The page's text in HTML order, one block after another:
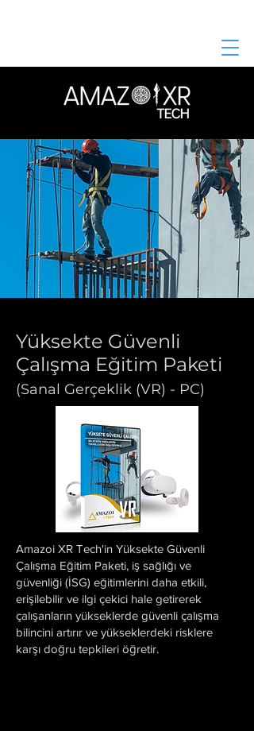
Yüksekte Güvenli
Çalışma Eğitim Paketi
(Sanal Gerçeklik (VR) - PC)
Amazoi XR Tech'in Yüksekte Güvenli
Çalışma Eğitim Paketi, iş sağlığı ve
güvenliği (İSG) eğitimlerini daha etkili,
erişilebilir ve ilgi çekici hale getirerek
çalışanların yükseklerde güvenli çalışma
bilincini artırır ve yükseklerdeki risklere
karşı doğru tepkileri öğretir.